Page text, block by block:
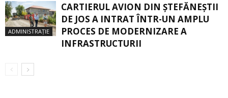
ADMINISTRAȚIE
CARTIERUL AVION DIN ŞTEFĂNEŞTII
DE JOS A INTRAT ÎNTR-UN AMPLU
PROCES DE MODERNIZARE A
INFRASTRUCTURII